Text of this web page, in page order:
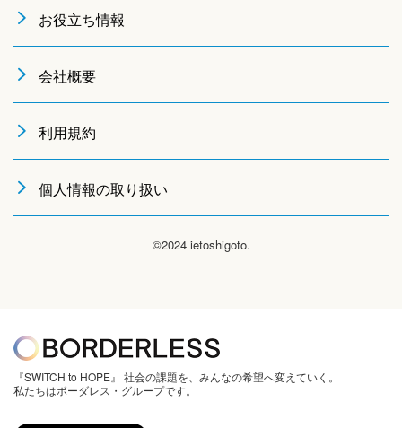
お役立ち情報
会社概要
利用規約
個人情報の取り扱い
©2024 ietoshigoto.
『SWITCH to HOPE』 社会の課題を、みんなの希望へ変えていく。
私たちはボーダレス・グループです。